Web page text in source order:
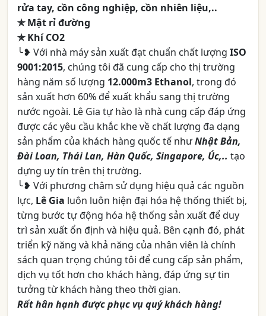
rửa tay, cồn công nghiệp, cồn nhiên liệu,..
✯ Mật rỉ đường
✯ Khí CO2
╰❥ Với nhà máy sản xuất đạt chuẩn chất lượng ISO
9001:2015, chúng tôi đã cung cấp cho thị trường
hàng năm số lượng 12.000m3 Ethanol, trong đó
sản xuất hơn 60% để xuất khẩu sang thị trường
nước ngoài. Lê Gia tự hào là nhà cung cấp đáp ứng
được các yêu cầu khắc khe về chất lượng đa dạng
sản phẩm của khách hàng quốc tế nhưNhật Bản,
Đài Loan, Thái Lan, Hàn Quốc, Singapore, Úc,.. tạo
dựng uy tín trên thị trường.
╰❥ Với phương châm sử dụng hiệu quả các nguồn
lực, Lê Gia luôn luôn hiện đại hóa hệ thống thiết bị,
từng bước tự động hóa hệ thống sản xuất để duy
trì sản xuất ổn định và hiệu quả. Bên cạnh đó, phát
triển kỹ năng và khả năng của nhân viên là chính
sách quan trọng chúng tôi để cung cấp sản phẩm,
dịch vụ tốt hơn cho khách hàng, đáp ứng sự tin
tưởng từ khách hàng theo thời gian.
Rất hân hạnh được phục vụ quý khách hàng!